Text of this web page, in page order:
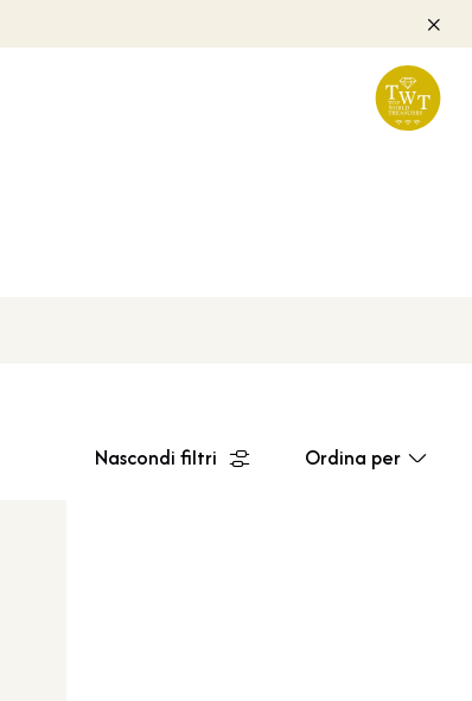
Nascondi filtri Ordina per